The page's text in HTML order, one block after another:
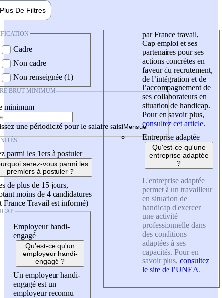
Plus De Filtres
Cadre
Non cadre
Non renseignée (1)
BRUT MINIMUM
minimum
une périodicité pour le salaire saisi
parmi les 1ers à postuler
serez-vous parmi les
premiers à postuler ?
de plus de 15 jours,
moins de 4 candidatures
France Travail est informé)
Employeur handi-
engagé
Qu'est-ce qu'un
employeur handi-
engagé ?
Un employeur handi-
engagé est un
employeur reconnu
par France travail,
Cap emploi et ses
partenaires pour ses
actions concrètes en
faveur du recrutement,
de l’intégration et de
l’accompagnement de
ses collaborateurs en
situation de handicap.
Pour en savoir plus,
consultez cet article.
Entreprise adaptée
Qu'est-ce qu'une
entreprise adaptée
?
L'entreprise adaptée
permet à un travailleur
en situation de
handicap d'exercer
une activité
professionnelle dans
des conditions
adaptées à ses
capacités. Pour en
savoir plus, consultez
le site de l’UNEA.